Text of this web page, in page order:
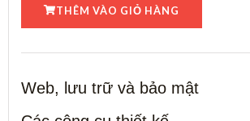
THÊM VÀO GIỎ HÀNG
Web, lưu trữ và bảo mật